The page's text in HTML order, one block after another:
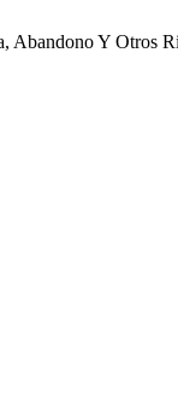
Abandono Y Otros